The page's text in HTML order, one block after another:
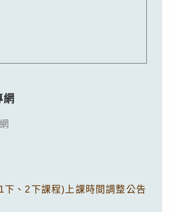
網
下、2下課程)上課時間調整公告